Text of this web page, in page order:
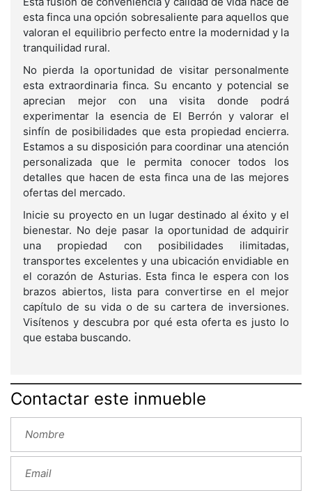
esta finca una opción sobresaliente para aquellos que
valoran el equilibrio perfecto entre la modernidad y la
tranquilidad rural.
No pierda la oportunidad de visitar personalmente
esta extraordinaria finca. Su encanto y potencial se
aprecian mejor con una visita donde podrá
experimentar la esencia de El Berrón y valorar el
sinfín de posibilidades que esta propiedad encierra.
Estamos a su disposición para coordinar una atención
personalizada que le permita conocer todos los
detalles que hacen de esta finca una de las mejores
ofertas del mercado.
Inicie su proyecto en un lugar destinado al éxito y el
bienestar. No deje pasar la oportunidad de adquirir
una propiedad con posibilidades ilimitadas,
transportes excelentes y una ubicación envidiable en
el corazón de Asturias. Esta finca le espera con los
brazos abiertos, lista para convertirse en el mejor
capítulo de su vida o de su cartera de inversiones.
Visítenos y descubra por qué esta oferta es justo lo
que estaba buscando.
Contactar este inmueble